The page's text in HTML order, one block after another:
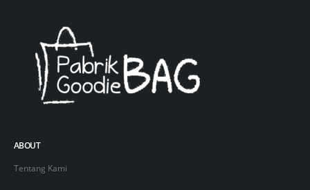
ABOUT
Tentang Kami